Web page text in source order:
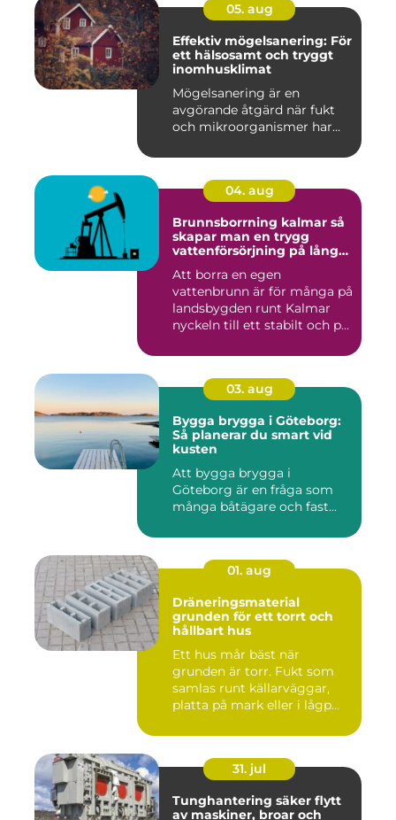
05. aug
Effektiv mögelsanering: För
ett hälsosamt och tryggt
inomhusklimat
Mögelsanering är en
avgörande åtgärd när fukt
och mikroorganismer har...
04. aug
Brunnsborrning kalmar så
skapar man en trygg
vattenförsörjning på lång
Att borra en egen
vattenbrunn är för många på
landsbygden runt Kalmar
nyckeln till ett stabilt och p...
03. aug
Bygga brygga i Göteborg:
Så planerar du smart vid
kusten
Att bygga brygga i
Göteborg är en fråga som
många båtägare och fast...
01. aug
Dräneringsmaterial
grunden för ett torrt och
hållbart hus
Ett hus mår bäst när
grunden är torr. Fukt som
samlas runt källarväggar,
platta på mark eller i lågp...
31. jul
Tunghantering säker flytt
av maskiner, broar och